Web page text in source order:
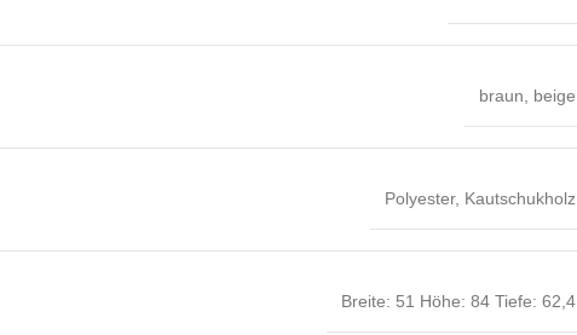
braun beige
Polyester, Kautschukholz
Breite: 51 Höhe: 84 Tiefe: 62,4